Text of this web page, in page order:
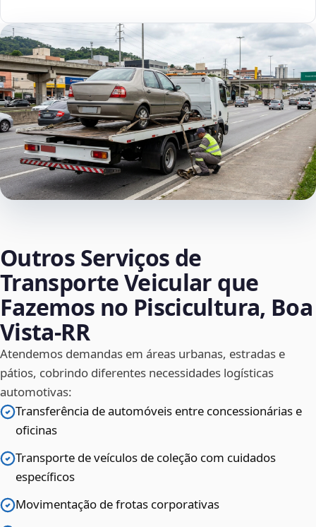
Outros Serviços de
Transporte Veicular que
Fazemos no Piscicultura, Boa
Vista‑RR
Atendemos demandas em áreas urbanas, estradas e
pátios, cobrindo diferentes necessidades logísticas
automotivas:
Transferência de automóveis entre concessionárias e
oficinas
Transporte de veículos de coleção com cuidados
específicos
Movimentação de frotas corporativas